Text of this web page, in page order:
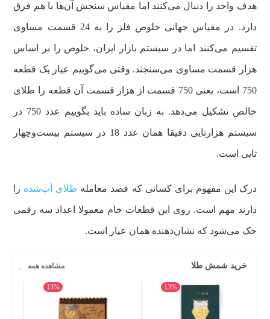
هدف واحد را دنبال می‌کنند اما مقیاس سنجش آن‌ها با هم فرق
دارد. در مقیاس جهانی خلوص فلز را به 24 قسمت مساوی
تقسیم می‌کنند اما در سیستم بازار ایران، خلوص را بر اساس
هزار قسمت مساوی می‌سنجند. وقتی می‌گوییم عیار یک قطعه
750 است، یعنی 750 قسمت از هزار قسمت آن قطعه را طلای
خالص تشکیل می‌دهد. به زبان ساده باید بگوییم عدد 750 در
سیستم هزارتایی دقیقا همان عدد 18 در سیستم بیست‌وچهار
تایی است.
درک این مفهوم برای کسانی که قصد معامله طلای آب‌شده را
دارند مهم است. روی این قطعات خام معمولا اعداد سه رقمی
حک می‌شود که نشان‌دهنده همان عیار است.
خرید شمش طلا مشاهده همه
13%
13%